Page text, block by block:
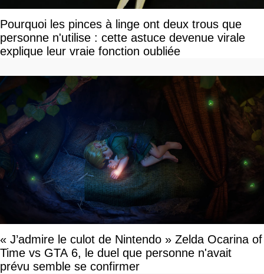
Pourquoi les pinces à linge ont deux trous que
personne n'utilise : cette astuce devenue virale
explique leur vraie fonction oubliée
« J’admire le culot de Nintendo » Zelda Ocarina of
Time vs GTA 6, le duel que personne n'avait
prévu semble se confirmer